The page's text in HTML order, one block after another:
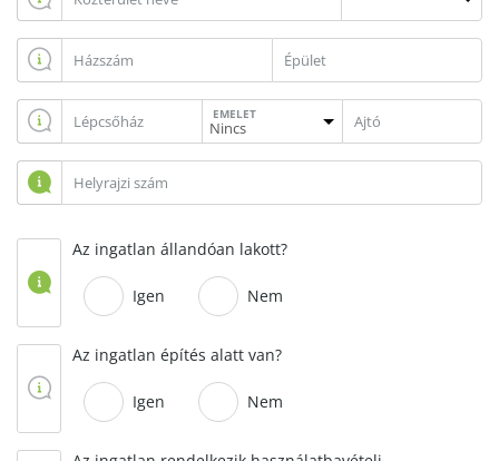
EMELET
Az ingatlan állandóan lakott?
Igen Nem
Az ingatlan építés alatt van?
Igen Nem